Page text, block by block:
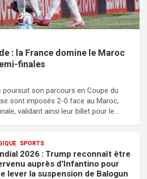
: la France domine le Maroc
finales
poursuit son parcours en Coupe du
sont imposés 2-0 face au Maroc,
validant ainsi leur billet pour le…
SPORTS
2026 : Trump reconnaît être
auprès d’Infantino pour
lever la suspension de Balogun